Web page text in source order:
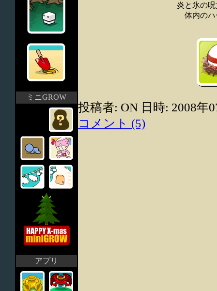
ミニGROW
アプリ
炎と氷の
体内の
投稿者: ON 日時: 2008年
コメント (5)